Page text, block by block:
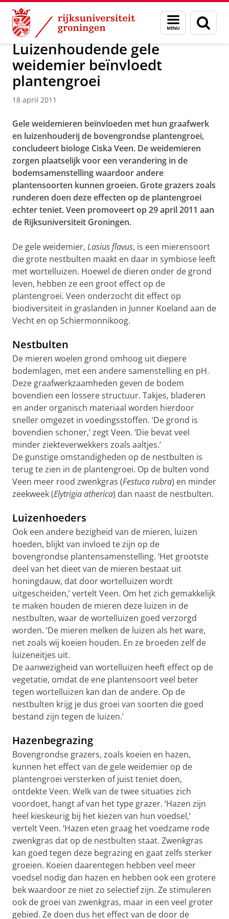
Skip
Content
Skip
Navigation
Menu
en
zoeken
Over ons Actueel Nieuws Nieuwsberichten
Luizenhoudende gele
weidemier beïnvloedt
plantengroei
18 april 2011
Gele weidemieren beïnvloeden met hun graafwerk
en luizenhouderij de bovengrondse plantengroei,
concludeert biologe Ciska Veen. De weidemieren
zorgen plaatselijk voor een verandering in de
bodemsamenstelling waardoor andere
plantensoorten kunnen groeien. Grote grazers zoals
runderen doen deze effecten op de plantengroei
echter teniet. Veen promoveert op 29 april 2011 aan
de Rijksuniversiteit Groningen.
De gele weidemier, Lasius flavus, is een mierensoort
die grote nestbulten maakt en daar in symbiose leeft
met wortelluizen. Hoewel de dieren onder de grond
leven, hebben ze een groot effect op de
plantengroei. Veen onderzocht dit effect op
biodiversiteit in graslanden in Junner Koeland aan de
Vecht en op Schiermonnikoog.
Nestbulten
De mieren woelen grond omhoog uit diepere
bodemlagen, met een andere samenstelling en pH.
Deze graafwerkzaamheden geven de bodem
bovendien een lossere structuur. Takjes, bladeren
en ander organisch materiaal worden hierdoor
sneller omgezet in voedingsstoffen. ‘De grond is
bovendien schoner,’ zegt Veen. ‘Die bevat veel
minder ziekteverwekkers zoals aaltjes.’
De gunstige omstandigheden op de nestbulten is
terug te zien in de plantengroei. Op de bulten vond
Veen meer rood zwenkgras (Festuca rubra) en minder
zeekweek (Elytrigia atherica) dan naast de nestbulten.
Luizenhoeders
Ook een andere bezigheid van de mieren, luizen
hoeden, blijkt van invloed te zijn op de
bovengrondse plantensamenstelling. ‘Het grootste
deel van het dieet van de mieren bestaat uit
honingdauw, dat door wortelluizen wordt
uitgescheiden,’ vertelt Veen. Om het zich gemakkelijk
te maken houden de mieren deze luizen in de
nestbulten, waar de wortelluizen goed verzorgd
worden. ‘De mieren melken de luizen als het ware,
net zoals wij koeien houden. En ze broeden zelf de
luizeneitjes uit.
De aanwezigheid van wortelluizen heeft effect op de
vegetatie, omdat de ene plantensoort veel beter
tegen wortelluizen kan dan de andere. Op de
nestbulten krijg je dus groei van soorten die goed
bestand zijn tegen de luizen.’
Hazenbegrazing
Bovengrondse grazers, zoals koeien en hazen,
kunnen het effect van de gele weidemier op de
plantengroei versterken of juist teniet doen,
ontdekte Veen. Welk van de twee situaties zich
voordoet, hangt af van het type grazer. ‘Hazen zijn
heel kieskeurig bij het kiezen van hun voedsel,’
vertelt Veen. ‘Hazen eten graag het voedzame rode
zwenkgras dat op de nestbulten staat. Zwenkgras
kan goed tegen deze begrazing en gaat zelfs sterker
groeien. Koeien daarentegen hebben veel meer
voedsel nodig dan hazen en hebben ook een grotere
bek waardoor ze niet zo selectief zijn. Ze stimuleren
ook de groei van zwenkgras, maar in een veel groter
gebied. Ze doen dus het effect van de door de